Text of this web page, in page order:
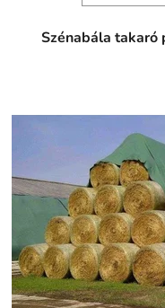
Szénabála takaró